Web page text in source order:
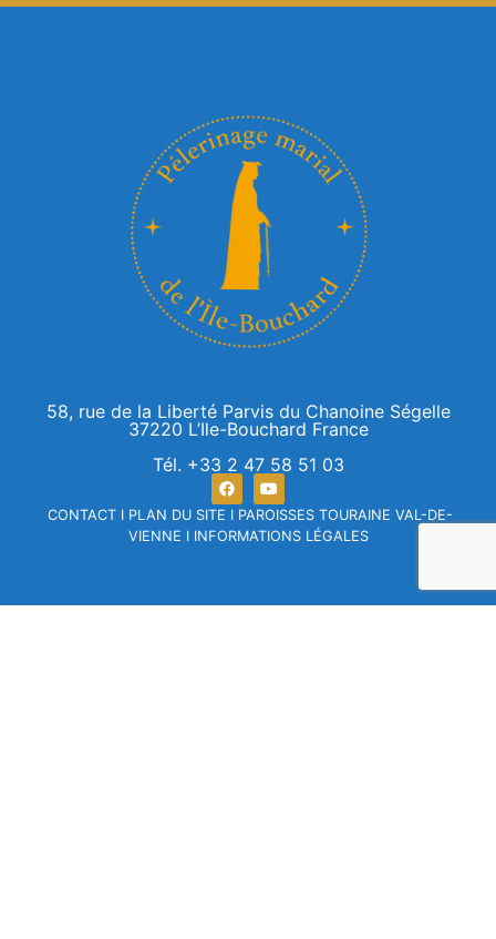
58, rue de la Liberté Parvis du Chanoine Ségelle
37220 L’Ile-Bouchard France
Tél. +33 2 47 58 51 03
CONTACT I PLAN DU SITE I PAROISSES TOURAINE VAL-DE-
VIENNE I INFORMATIONS LÉGALES